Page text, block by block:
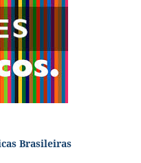
Brasileiras